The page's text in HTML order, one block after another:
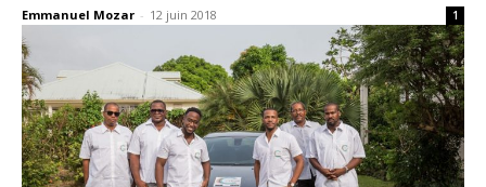
Emmanuel Mozar - 12 juin 2018 1